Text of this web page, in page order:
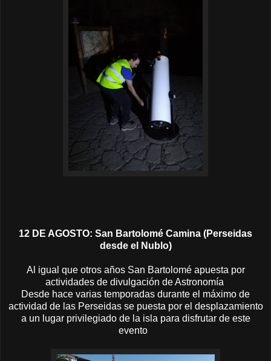
12 DE AGOSTO: San Bartolomé Camina (Perseidas
desde el Nublo)
Al igual que otros años San Bartolomé apuesta por
actividades de divulgación de Astronomía
Desde hace varias temporadas durante el máximo de
actividad de las Perseidas se puesta por el desplazamiento
a un lugar privilegiado de la isla para disfrutar de este
evento